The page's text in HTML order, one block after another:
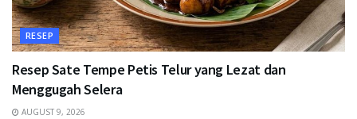
RESEP
Resep Sate Tempe Petis Telur yang Lezat dan
Menggugah Selera
AUGUST 9, 2026